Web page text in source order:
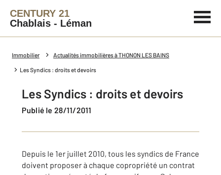
CENTURY 21
Chablais - Léman
Immobilier Actualités immobilières à THONON LES BAINS
Les Syndics : droits et devoirs
Les Syndics : droits et devoirs
Publié le 28/11/2011
Depuis le 1er juillet 2010, tous les syndics de France
doivent proposer à chaque copropriété un contrat